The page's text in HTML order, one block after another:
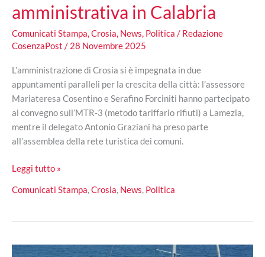
amministrativa in Calabria
Comunicati Stampa Crosia News Politica / Redazione
CosenzaPost / 28 Novembre 2025
L’amministrazione di Crosia si è impegnata in due
appuntamenti paralleli per la crescita della città: l’assessore
Mariateresa Cosentino e Serafino Forciniti hanno partecipato
al convegno sull’MTR-3 (metodo tariffario rifiuti) a Lamezia,
mentre il delegato Antonio Graziani ha preso parte
all’assemblea della rete turistica dei comuni.
Abbassamento
e
turistica
Crosia
Leggi tutto »
Comunicati Stampa,Crosia, News, Politica